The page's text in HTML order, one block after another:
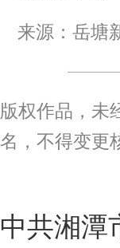
来源：岳塘
版权作品，未
名，不得变更
中共湘潭